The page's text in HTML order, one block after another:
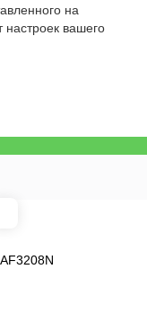
на
настроек вашего